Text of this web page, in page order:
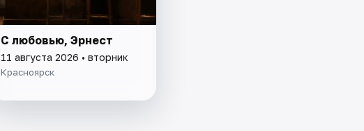
С любовью, Эрнест
11 августа 2026 • вторник
Красноярск